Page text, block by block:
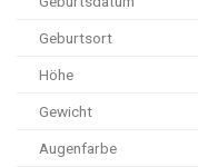
Geburtsort
Höhe
Gewicht
Augenfarbe